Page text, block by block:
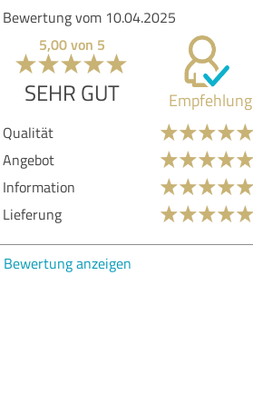
Bewertung vom 10.04.2025
5,00 von 5
SEHR GUT Empfehlung
Qualität
Angebot
Information
Lieferung
Bewertung anzeigen